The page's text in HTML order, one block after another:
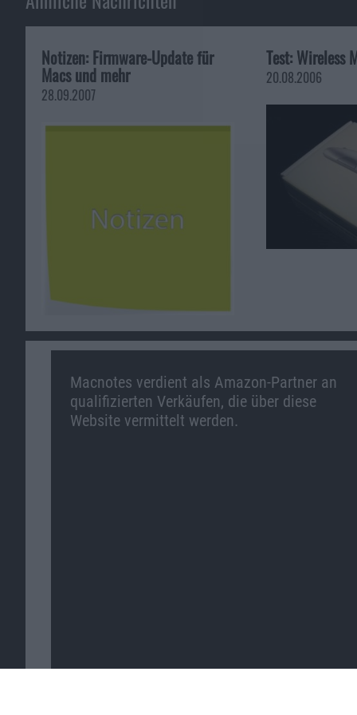
Notizen: Firmware-Update für
Macs und mehr
28.09.2007
Test: Wireless
20.08.2006
Macnotes verdient als Amazon-Partner an
qualifizierten Verkäufen, die über diese
Website vermittelt werden.